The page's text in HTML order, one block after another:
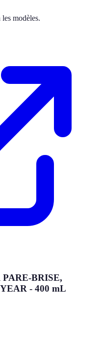
modèles.
BRISE,
- 400 mL